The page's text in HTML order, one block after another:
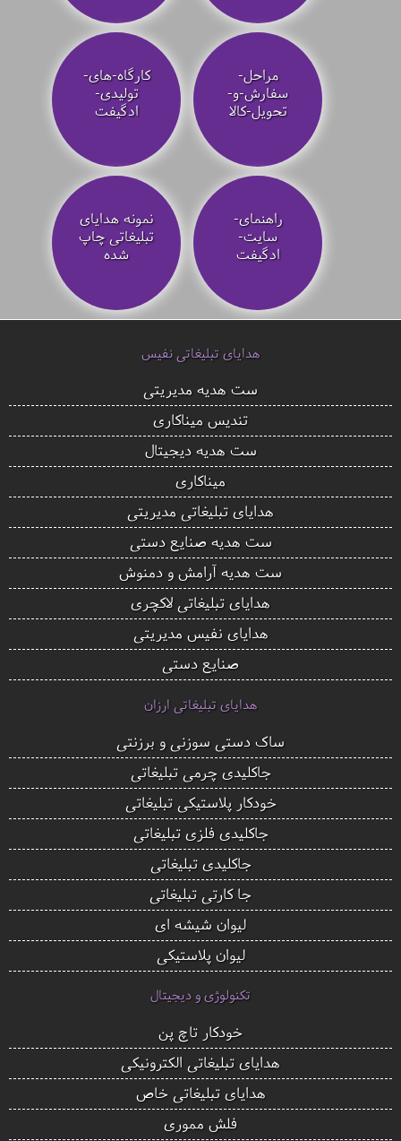
مراحل-
سفارش-و-
تحویل-کالا
کارگاه-های-
تولیدی-
ادگیفت
راهنمای-
سایت-
ادگیفت
نمونه هدایای
تبلیغاتی چاپ
شده
هدایای تبلیغاتی نفیس
ست هدیه مدیریتی
تندیس میناکاری
ست هدیه دیجیتال
میناکاری
هدایای تبلیغاتی مدیریتی
ست هدیه صنایع دستی
ست هدیه آرامش و دمنوش
هدایای تبلیغاتی لاکچری
هدایای نفیس مدیریتی
صنایع دستی
هدایای تبلیغاتی ارزان
ساک دستی سوزنی و برزنتی
جاکلیدی چرمی تبلیغاتی
خودکار پلاستیکی تبلیغاتی
جاکلیدی فلزی تبلیغاتی
جاکلیدی تبلیغاتی
جا کارتی تبلیغاتی
لیوان شیشه ای
لیوان پلاستیکی
تکنولوژی و دیجیتال
خودکار تاچ پن
هدایای تبلیغاتی الکترونیکی
هدایای تبلیغاتی خاص
فلش مموری